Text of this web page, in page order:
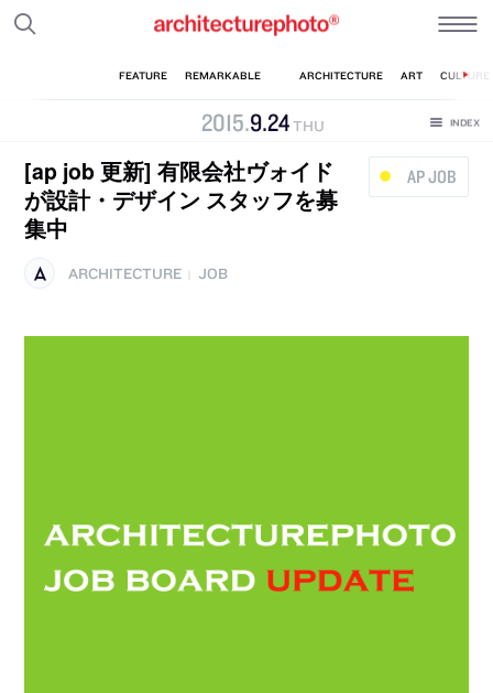
2015.9.24THU
AP JOB
[ap job 更新] 有限会社ヴォイド
が設計・デザイン スタッフを募
集中
ARCHITECTURE JOB